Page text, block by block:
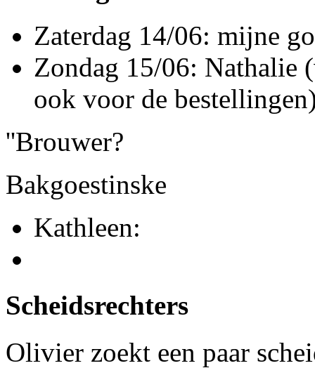
Zaterdag 14/06: mijne
Zondag 15/06: Nathalie
ook voor de
''Brouwer?
Bakgoestinske
Kathleen:
Scheidsrechters
Olivier zoekt een paar